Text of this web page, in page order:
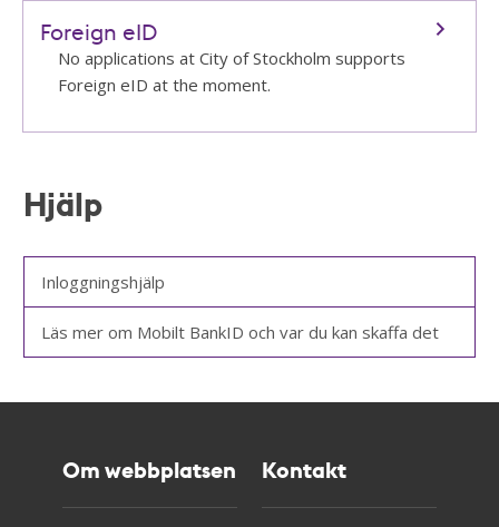
Foreign eID
No applications at City of Stockholm supports
Foreign eID at the moment.
Hjälp
Inloggningshjälp
Läs mer om Mobilt BankID och var du kan skaffa det
Om webbplatsen Kontakt